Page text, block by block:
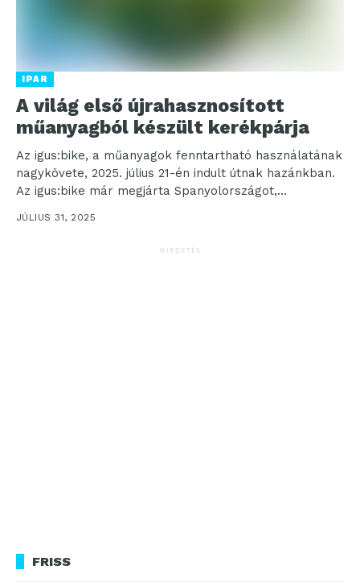
IPAR
A világ első újrahasznosított
műanyagból készült kerékpárja
Az igus:bike, a műanyagok fenntartható használatának
nagykövete, 2025. július 21-én indult útnak hazánkban.
Az igus:bike már megjárta Spanyolországot,
Franciaországot, Olaszországot, Svájcot és Ausztriát...
JÚLIUS 31, 2025
HIRDETÉS
FRISS